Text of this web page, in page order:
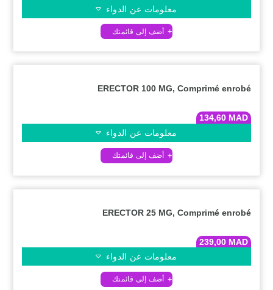
معلومات عن الدواء
ERECTOR 100 MG, Comprimé enrobé
134,60 MAD
معلومات عن الدواء
ERECTOR 25 MG, Comprimé enrobé
239,00 MAD
معلومات عن الدواء